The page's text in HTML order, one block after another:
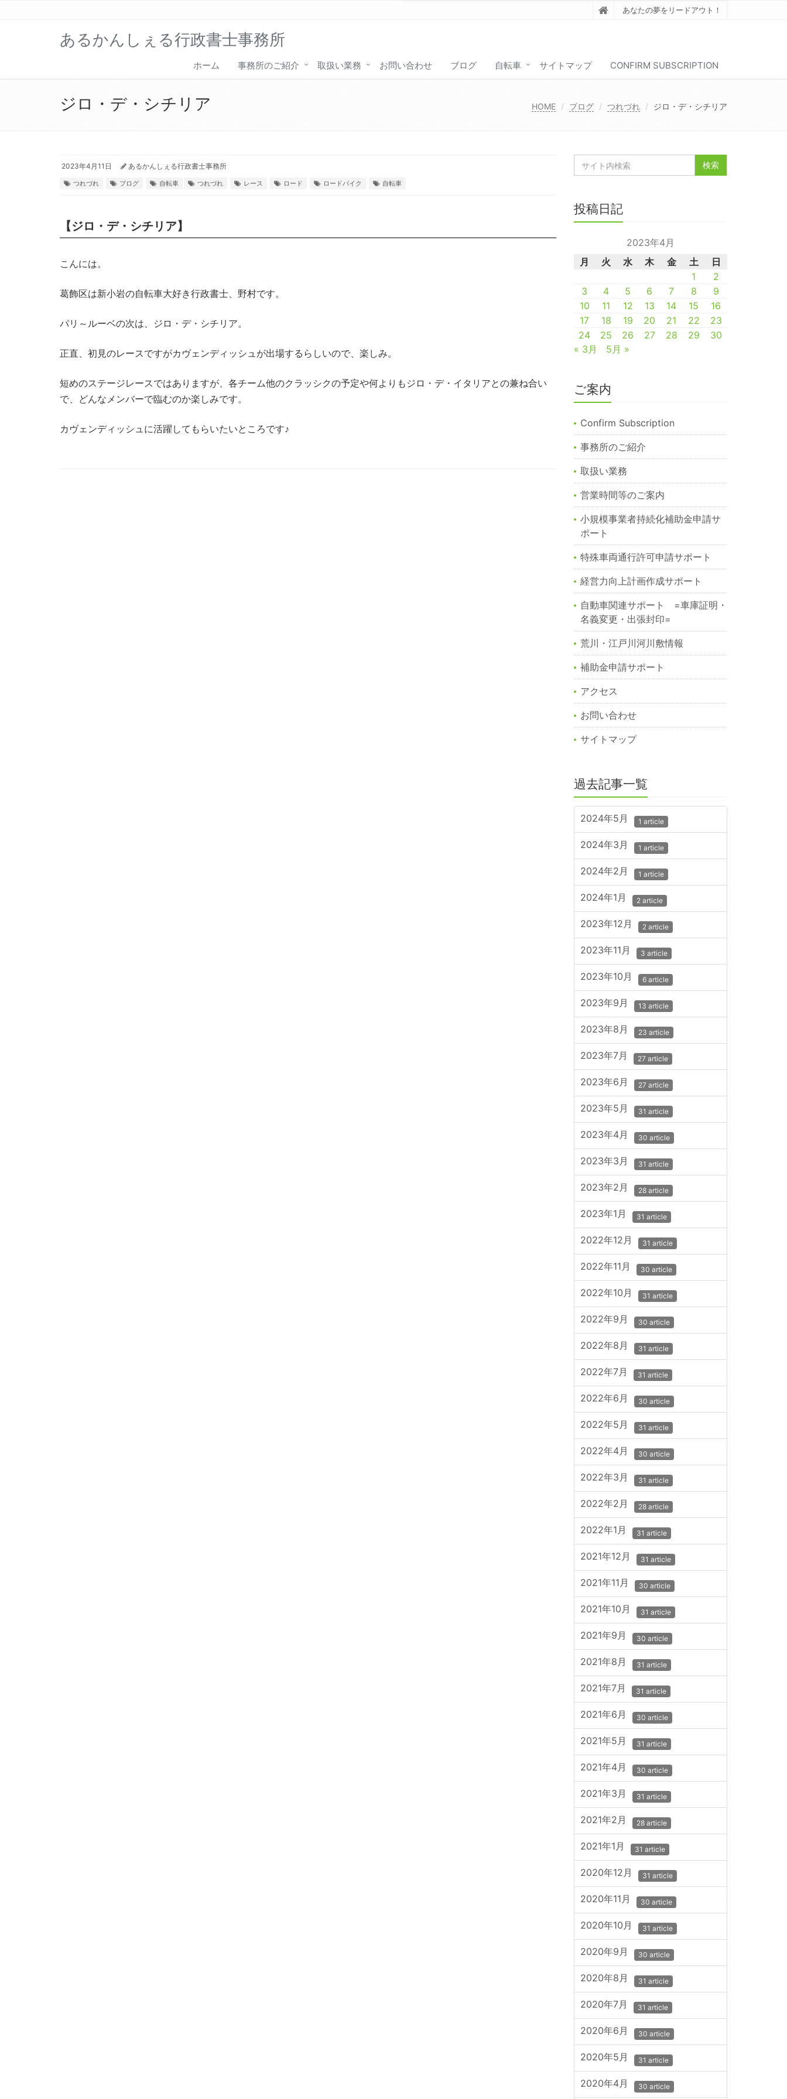
あなたの夢をリードアウト！
あるかんしぇる行政書士事務所
ホーム 事務所のご紹介 取扱い業務 お問い合わせ ブログ 自転車 サイトマップ CONFIRM SUBSCRIPTION
ジロ・デ・シチリア HOME ブログ つれづれ ジロ・デ・シチリア
2023年4月11日 あるかんしぇる行政書士事務所
つれづれ ブログ 自転車 つれづれ レース ロード ロードバイク 自転車
【ジロ・デ・シチリア】
こんには。
葛飾区は新小岩の自転車大好き行政書士、野村です。
パリ～ルーベの次は、ジロ・デ・シチリア。
正直、初見のレースですがカヴェンディッシュが出場するらしいので、楽しみ。
短めのステージレースではありますが、各チーム他のクラッシクの予定や何よりもジロ・デ・イタリアとの兼ね合い
で、どんなメンバーで臨むのか楽しみです。
カヴェンディッシュに活躍してもらいたいところです♪
投稿日記
2023年4月
月
火 水 木 金 土
日
1
2
3
4 5 6 7 8
9
10
11 12 13 14 15
16
17
18 19 20 21 22
23
24
25 26 27 28 29
30
« 3月
5月 »
ご案内
Confirm Subscription
事務所のご紹介
取扱い業務
営業時間等のご案内
小規模事業者持続化補助金申請サ
ポート
特殊車両通行許可申請サポート
経営力向上計画作成サポート
自動車関連サポート =車庫証明・
名義変更・出張封印=
荒川・江戸川河川敷情報
補助金申請サポート
アクセス
お問い合わせ
サイトマップ
過去記事一覧
2024年5月 1 article
2024年3月 1 article
2024年2月 1 article
2024年1月 2 article
2023年12月 2 article
2023年11月 3 article
2023年10月 6 article
2023年9月 13 article
2023年8月 23 article
2023年7月 27 article
2023年6月 27 article
2023年5月 31 article
2023年4月 30 article
2023年3月 31 article
2023年2月 28 article
2023年1月 31 article
2022年12月 31 article
2022年11月 30 article
2022年10月 31 article
2022年9月 30 article
2022年8月 31 article
2022年7月 31 article
2022年6月 30 article
2022年5月 31 article
2022年4月 30 article
2022年3月 31 article
2022年2月 28 article
2022年1月 31 article
2021年12月 31 article
2021年11月 30 article
2021年10月 31 article
2021年9月 30 article
2021年8月 31 article
2021年7月 31 article
2021年6月 30 article
2021年5月 31 article
2021年4月 30 article
2021年3月 31 article
2021年2月 28 article
2021年1月 31 article
2020年12月 31 article
2020年11月 30 article
2020年10月 31 article
2020年9月 30 article
2020年8月 31 article
2020年7月 31 article
2020年6月 30 article
2020年5月 31 article
2020年4月 30 article